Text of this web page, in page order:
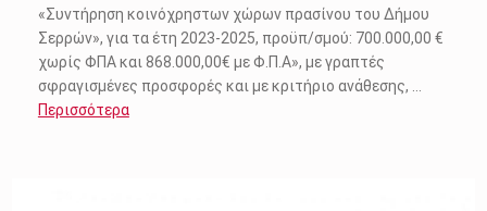
«Συντήρηση κοινόχρηστων χώρων πρασίνου του Δήμου
Σερρών», για τα έτη 2023-2025, προϋπ/σμού: 700.000,00 €
χωρίς ΦΠΑ και 868.000,00€ με Φ.Π.Α», με γραπτές
σφραγισμένες προσφορές και με κριτήριο ανάθεσης, …
Περισσότερα